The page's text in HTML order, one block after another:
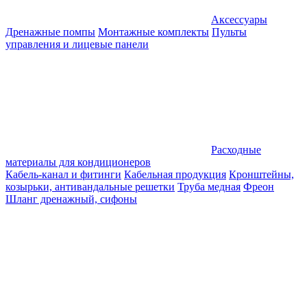
Аксессуары
Дренажные помпы Монтажные комплекты Пульты
управления и лицевые панели
Расходные
материалы для кондиционеров
Кабель-канал и фитинги Кабельная продукция Кронштейны,
козырьки, антивандальные решетки Труба медная Фреон
Шланг дренажный, сифоны